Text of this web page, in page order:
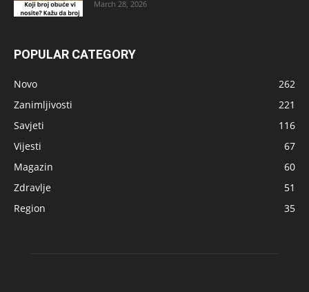
March 28, 2026
POPULAR CATEGORY
Novo
262
Zanimljivosti
221
Savjeti
116
Vijesti
67
Magazin
60
Zdravlje
51
Region
35